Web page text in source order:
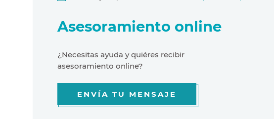
Asesoramiento online
¿Necesitas ayuda y quiéres recibir
asesoramiento online?
ENVÍA TU MENSAJE